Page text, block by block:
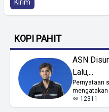
Kirim
KOPI PAHIT
ASN
Lalu,...
Pernyataan
mengatakan
12311